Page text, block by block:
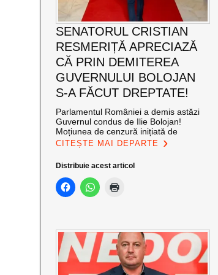
SENATORUL CRISTIAN
RESMERIȚĂ APRECIAZĂ
CĂ PRIN DEMITEREA
GUVERNULUI BOLOJAN
S-A FĂCUT DREPTATE!
Parlamentul României a demis astăzi
Guvernul condus de Ilie Bolojan!
Moțiunea de cenzură inițiată de
CITEȘTE MAI DEPARTE
Distribuie acest articol